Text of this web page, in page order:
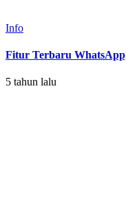
Info
Fitur Terbaru
5 tahun lalu